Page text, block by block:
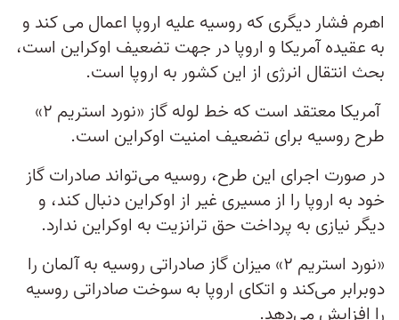
اهرم فشار دیگری که روسیه علیه اروپا اعمال می کند و
به عقیده آمریکا و اروپا در جهت تضعیف اوکراین است،
بحث انتقال انرژی از این کشور به اروپا است.
آمریکا معتقد است که خط لوله گاز «نورد استریم ۲»
طرح روسیه برای تضعیف امنیت اوکراین است.
در صورت اجرای این طرح، روسیه می‌تواند صادرات گاز
خود به اروپا را از مسیری غیر از اوکراین دنبال کند، و
دیگر نیازی به پرداخت حق ترانزیت به اوکراین ندارد.
«نورد استریم ۲» میزان گاز صادراتی روسیه به آلمان را
دوبرابر می‌کند و اتکای اروپا به سوخت صادراتی روسیه